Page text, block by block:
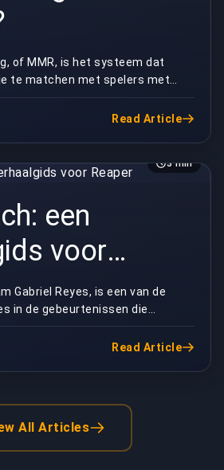
of MMR, is het systeem dat
te matchen met spelers met
gelijke vaardigheden in gerangschikte wedstrijden. ...
Read Article
3 min
een
voor
in de gebeurtenissen die
universum. Vóór de
Read Article
All Articles